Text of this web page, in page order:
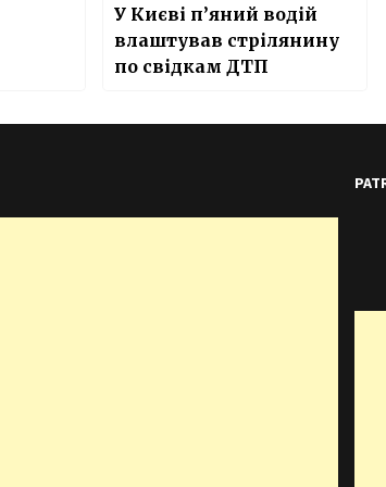
У Києві п’яний водій
влаштував стрілянину
по свідкам ДТП